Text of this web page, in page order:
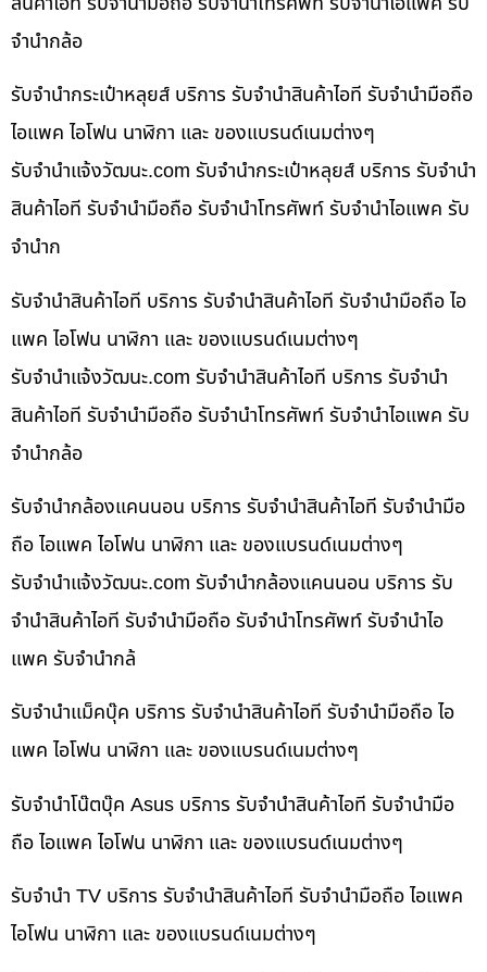
จำนำกล้อ
รับจำนำกระเป๋าหลุยส์ บริการ รับจำนำสินค้าไอที รับจำนำมือถือ
ไอแพค ไอโฟน นาฬิกา และ ของแบรนด์เนมต่างๆ
รับจํานําแจ้งวัฒนะ.com รับจำนำกระเป๋าหลุยส์ บริการ รับจำนำ
สินค้าไอที รับจำนำมือถือ รับจำนำโทรศัพท์ รับจำนำไอแพค รับ
จำนำก
รับจำนำสินค้าไอที บริการ รับจำนำสินค้าไอที รับจำนำมือถือ ไอ
แพค ไอโฟน นาฬิกา และ ของแบรนด์เนมต่างๆ
รับจํานําแจ้งวัฒนะ.com รับจำนำสินค้าไอที บริการ รับจำนำ
สินค้าไอที รับจำนำมือถือ รับจำนำโทรศัพท์ รับจำนำไอแพค รับ
จำนำกล้อ
รับจำนำกล้องแคนนอน บริการ รับจำนำสินค้าไอที รับจำนำมือ
ถือ ไอแพค ไอโฟน นาฬิกา และ ของแบรนด์เนมต่างๆ
รับจํานําแจ้งวัฒนะ.com รับจำนำกล้องแคนนอน บริการ รับ
จำนำสินค้าไอที รับจำนำมือถือ รับจำนำโทรศัพท์ รับจำนำไอ
แพค รับจำนำกล้
รับจำนำแม็คบุ๊ค บริการ รับจำนำสินค้าไอที รับจำนำมือถือ ไอ
แพค ไอโฟน นาฬิกา และ ของแบรนด์เนมต่างๆ
รับจำนำโน๊ตบุ๊ค Asus บริการ รับจำนำสินค้าไอที รับจำนำมือ
ถือ ไอแพค ไอโฟน นาฬิกา และ ของแบรนด์เนมต่างๆ
รับจำนำ TV บริการ รับจำนำสินค้าไอที รับจำนำมือถือ ไอแพค
ไอโฟน นาฬิกา และ ของแบรนด์เนมต่างๆ